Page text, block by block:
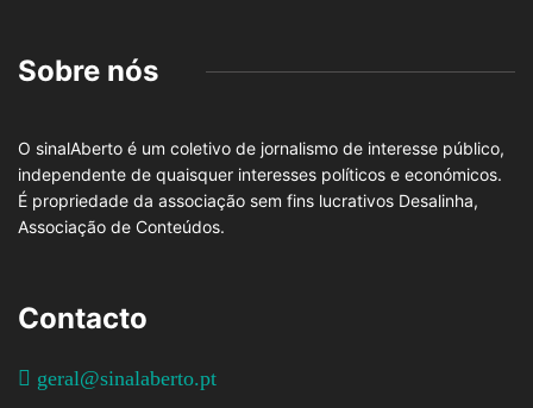
Sobre nós
O sinalAberto é um coletivo de jornalismo de interesse público,
independente de quaisquer interesses políticos e económicos.
É propriedade da associação sem fins lucrativos Desalinha,
Associação de Conteúdos.
Contacto
geral@sinalaberto.pt